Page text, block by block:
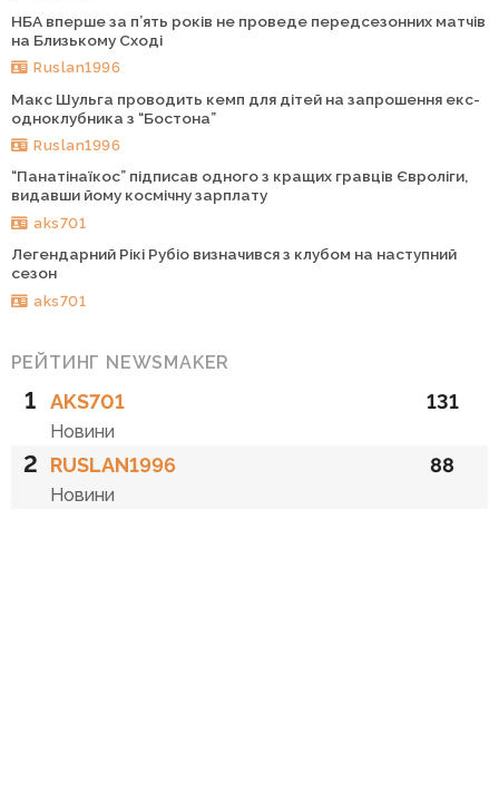
НБА вперше за п’ять років не проведе передсезонних матчів
на Близькому Сході
Ruslan1996
Макс Шульга проводить кемп для дітей на запрошення екс-
одноклубника з “Бостона”
Ruslan1996
“Панатінаїкос” підписав одного з кращих гравців Євроліги,
видавши йому космічну зарплату
aks701
Легендарний Рікі Рубіо визначився з клубом на наступний
сезон
aks701
РЕЙТИНГ NEWSMAKER
1 AKS701
Новини
131
2 RUSLAN1996
Новини
88